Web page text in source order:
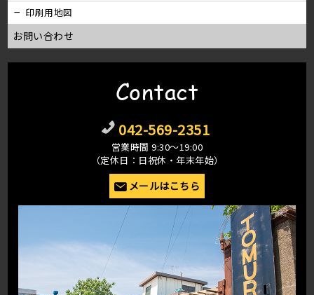
印刷用地図
お問い合わせ
Contact
042-569-2351
営業時間 9:30〜19:00
（定休日：日祝休・年末年始）
メールはこちら